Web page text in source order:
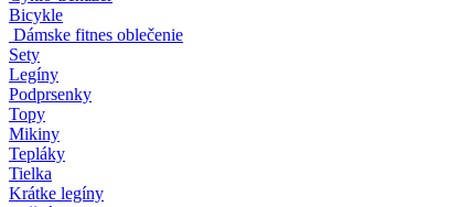
Bicykle
Dámske fitnes oblečenie
Sety
Legíny
Podprsenky
Topy
Mikiny
Tepláky
Tielka
Krátke legíny